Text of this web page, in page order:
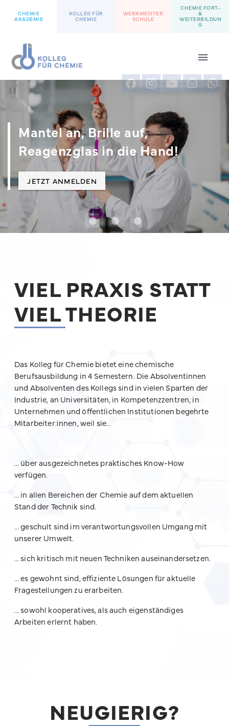
CHEMIE
AKADEMIE
KOLLEG FÜR
CHEMIE
WERKMEISTER
SCHULE
CHEMIE FORT-
&
WEITERBILDUN
G
Mantel an, Brille auf,
Reagenzglas in die Hand!
JETZT ANMELDEN
VIEL PRAXIS STATT
VIEL THEORIE
Das Kolleg für Chemie bietet eine chemische
Berufsausbildung in 4 Semestern. Die Absolventinnen
und Absolventen des Kollegs sind in vielen Sparten der
Industrie, an Universitäten, in Kompetenzzentren, in
Unternehmen und öffentlichen Institutionen begehrte
Mitarbeiter:innen, weil sie…
… über ausgezeichnetes praktisches Know-How
verfügen.
… in allen Bereichen der Chemie auf dem aktuellen
Stand der Technik sind.
… geschult sind im verantwortungsvollen Umgang mit
unserer Umwelt.
… sich kritisch mit neuen Techniken auseinandersetzen.
… es gewohnt sind, effiziente Lösungen für aktuelle
Fragestellungen zu erarbeiten.
… sowohl kooperatives, als auch eigenständiges
Arbeiten erlernt haben.
NEUGIERIG?